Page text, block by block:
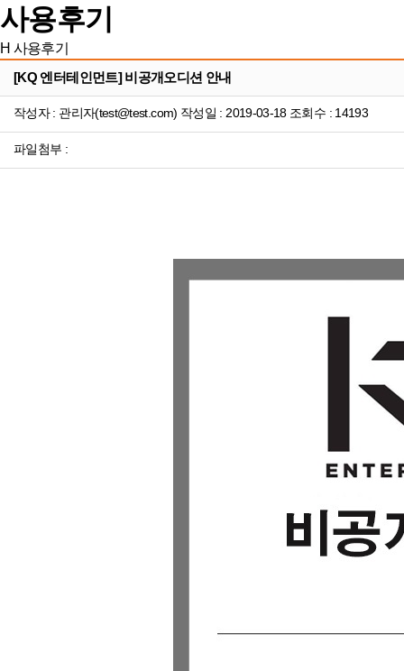
사용후기
H 사용후기
[KQ 엔터테인먼트] 비공개오디션 안내
작성자 : 관리자(test@test.com) 작성일 : 2019-03-18 조회수 : 14193
파일첨부 :